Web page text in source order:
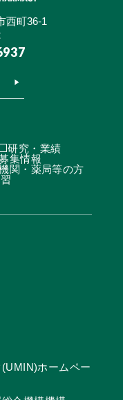
西町36-1
研究・業績
集情報
関・薬局等の方
ホームペー